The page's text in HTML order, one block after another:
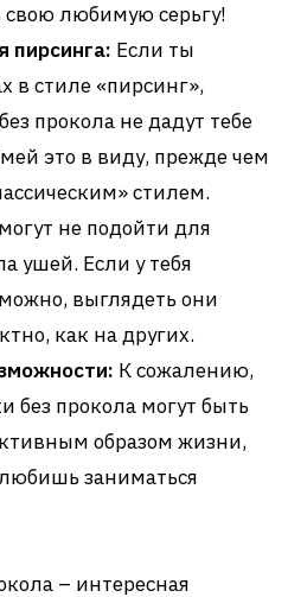
свою любимую серьгу!
пирсинга: Если ты
в стиле «пирсинг»,
прокола не дадут тебе
это в виду, прежде чем
стилем.
не подойти для
ушей. Если у тебя
выглядеть они
как на других.
К сожалению,
без прокола могут быть
образом жизни,
заниматься
– интересная